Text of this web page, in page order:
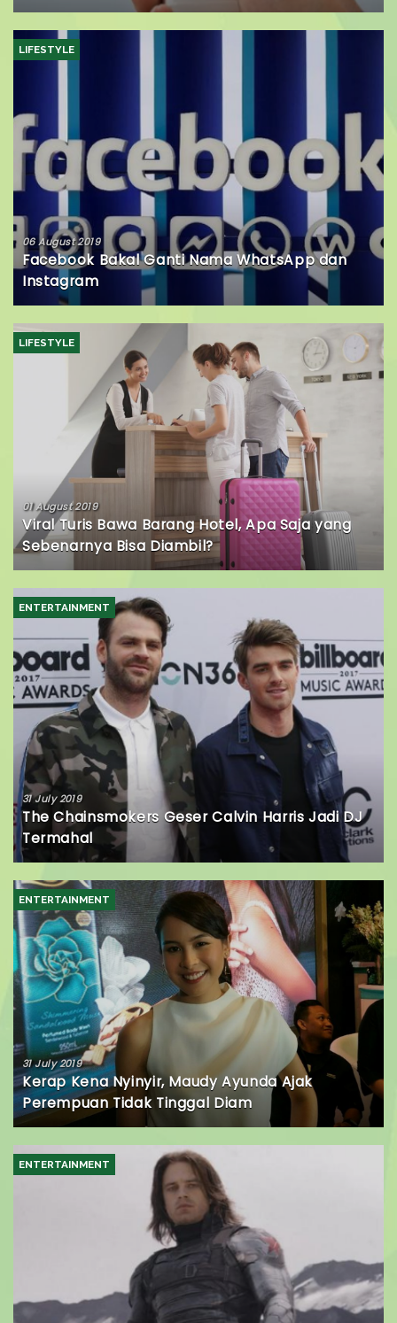
LIFESTYLE
06 August 2019
Facebook Bakal Ganti Nama WhatsApp dan
Instagram
LIFESTYLE
01 August 2019
Viral Turis Bawa Barang Hotel, Apa Saja yang
Sebenarnya Bisa Diambil?
ENTERTAINMENT
31 July 2019
The Chainsmokers Geser Calvin Harris Jadi DJ
Termahal
ENTERTAINMENT
31 July 2019
Kerap Kena Nyinyir, Maudy Ayunda Ajak
Perempuan Tidak Tinggal Diam
ENTERTAINMENT